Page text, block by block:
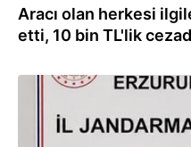
Aracı olan herkesi
etti, 10 bin TL'lik